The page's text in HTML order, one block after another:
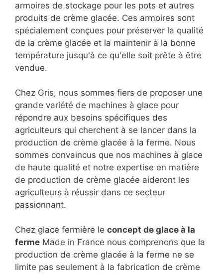
armoires de stockage pour les pots et autres
produits de crème glacée. Ces armoires sont
spécialement conçues pour préserver la qualité
de la crème glacée et la maintenir à la bonne
température jusqu'à ce qu'elle soit prête à être
vendue.
Chez Gris, nous sommes fiers de proposer une
grande variété de machines à glace pour
répondre aux besoins spécifiques des
agriculteurs qui cherchent à se lancer dans la
production de crème glacée à la ferme. Nous
sommes convaincus que nos machines à glace
de haute qualité et notre expertise en matière
de production de crème glacée aideront les
agriculteurs à réussir dans ce secteur
passionnant.
Chez glace fermière le concept de glace à la
ferme Made in France nous comprenons que la
production de crème glacée à la ferme ne se
limite pas seulement à la fabrication de crème